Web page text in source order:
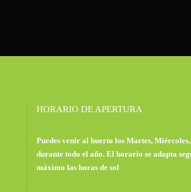
HORARIO DE APERTURA
Puedes venir al huerto los Martes,
durante todo el año. El horario se adapta
máximo las horas de sol